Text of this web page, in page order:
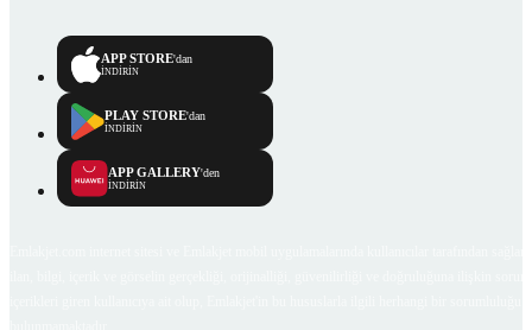
APP STORE'dan
İNDİRİN
PLAY STORE'dan
İNDİRİN
APP GALLERY'den
İNDİRİN